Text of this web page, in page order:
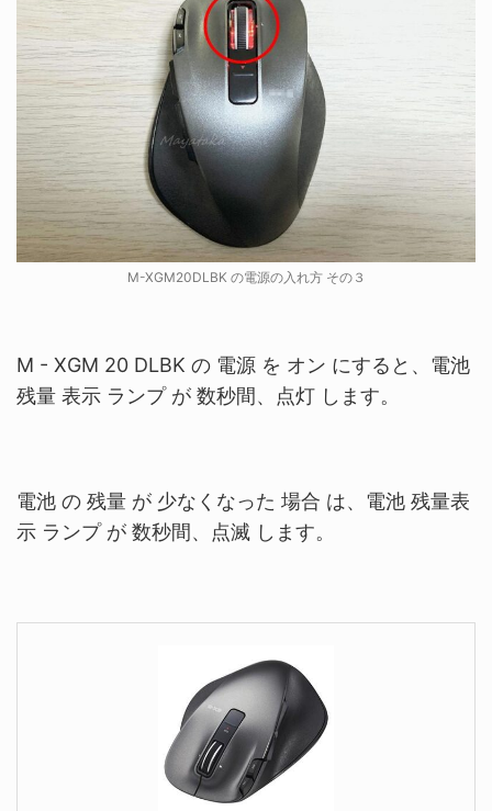
M-XGM20DLBK の電源の入れ方 その３
M - XGM 20 DLBK の 電源 を オン にすると、電池
残量 表示 ランプ が 数秒間、点灯 します。
電池 の 残量 が 少なくなった 場合 は、電池 残量表
示 ランプ が 数秒間、点滅 します。